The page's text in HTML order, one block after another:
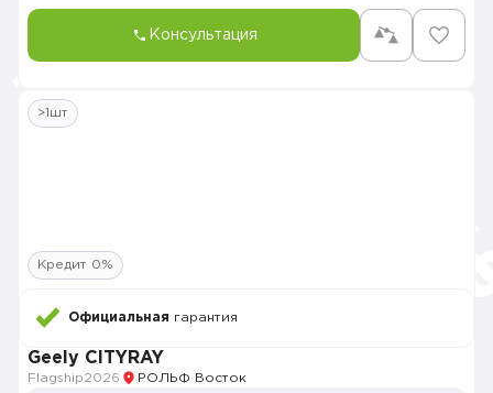
Консультация
>1шт
Кредит 0%
Официальная гарантия
Geely CITYRAY
Flagship2026 РОЛЬФ Восток